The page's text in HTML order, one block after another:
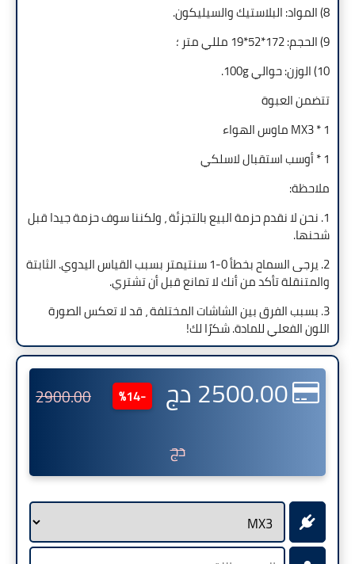
8) المواد: البلاستيك والسيليكون.
9) الحجم: 172*52*19 مللي متر ؛
10) الوزن: حوالي 100g.
تتضمن العبوة
1 * MX3 ماوس الهواء
1 * أوسب استقبال لاسلكي
ملاحظة:
1. نحن لا نقدم حزمة البيع بالتجزئة ، ولكننا سوف حزمة جيدا قبل
شحنها.
2. يرجى السماح بخطأ 0-1 سنتيمتر بسبب القياس اليدوي. الثابتة
والمتنقلة تأكد من أنك لا تمانع قبل أن تشتري.
3. بسبب الفرق بين الشاشات المختلفة ، قد لا تعكس الصورة
اللون الفعلي للمادة. شكرًا لك!
2500.00 دج -14%
2900.00
دج